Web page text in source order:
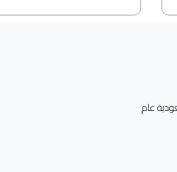
تأسست في المملكة العربية السعودية عام